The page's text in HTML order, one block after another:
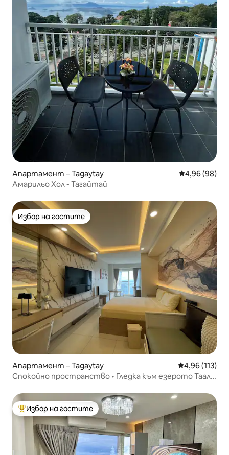
Апартамент – Tagaytay Средна
4,96 (98)
Амарильо Хол - Тагайтай
Избор на гостите
Избор на гостите
Апартамент – Tagaytay Средна
4,96 (113)
Спокойно пространство • Гледка към езерото Таал •
Най-популярен избор на гостите
Избор на гостите